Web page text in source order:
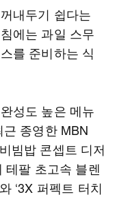
내두기 쉽다는
에는 과일 스무
를 준비하는 식
성도 높은 메뉴
종영한 MBN
빔밥 콘셉트 디저
테팔 초고속 블렌
‘3X 퍼펙트 터치